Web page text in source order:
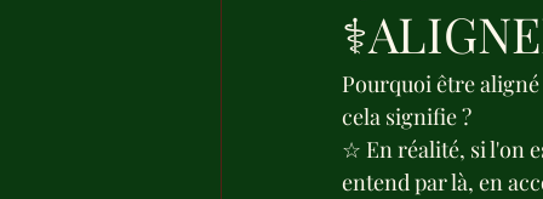
Pourquoi être
cela signifie ?
☆ En réalité, si l'on
entend par là, en